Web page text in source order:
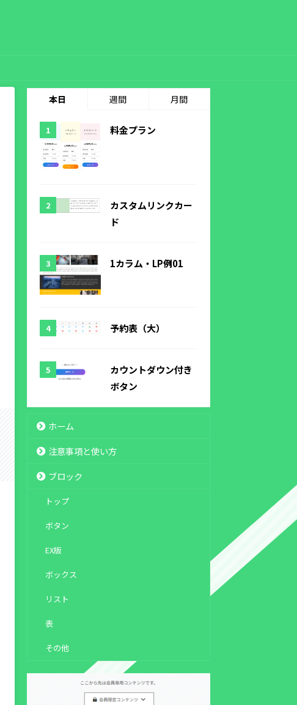
本日 週間 月間
料金プラン
カスタムリンクカー
ド
1カラム・LP例01
予約表（大）
カウントダウン付き
ボタン
ホーム
注意事項と使い方
ブロック
トップ
ボタン
EX版
ボックス
リスト
表
その他